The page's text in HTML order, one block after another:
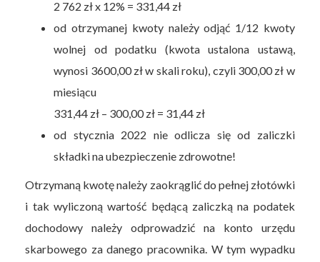
2 762 zł x 12% = 331,44 zł
od otrzymanej kwoty należy odjąć 1/12 kwoty
wolnej od podatku (kwota ustalona ustawą,
wynosi 3600,00 zł w skali roku), czyli 300,00 zł w
miesiącu
331,44 zł – 300,00 zł = 31,44 zł
od stycznia 2022 nie odlicza się od zaliczki
składki na ubezpieczenie zdrowotne!
Otrzymaną kwotę należy zaokrąglić do pełnej złotówki
i tak wyliczoną wartość będącą zaliczką na podatek
dochodowy należy odprowadzić na konto urzędu
skarbowego za danego pracownika. W tym wypadku